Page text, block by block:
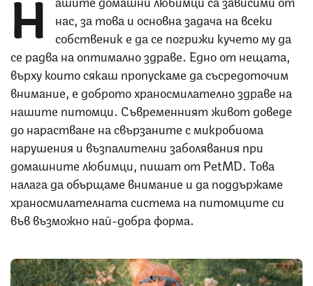
Н
нас, за това и основна задача на всеки
собственик е да се погрижи кучето му да
се радва на оптимално здраве. Едно от нещата,
върху които сякаш пропускаме да съсредоточим
внимание, е доброто храносмилателно здраве на
нашите питомци. Съвременният живот доведе
до нарастване на свързаните с микробиома
нарушения и възпалителни заболявания при
домашните любимци, пишат от PetMD. Това
налага да обърщаме внимание и да поддържаме
храносмилателната система на питомците си
във възможно най-добра форма.